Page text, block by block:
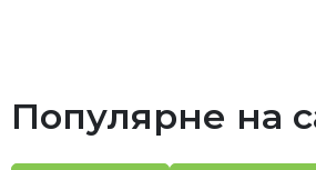
Популярне на